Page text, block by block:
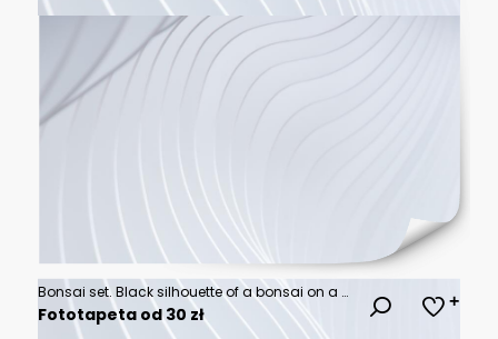
Bonsai set. Black silhouette of a bonsai on a white background.
Fototapeta od 30 zł